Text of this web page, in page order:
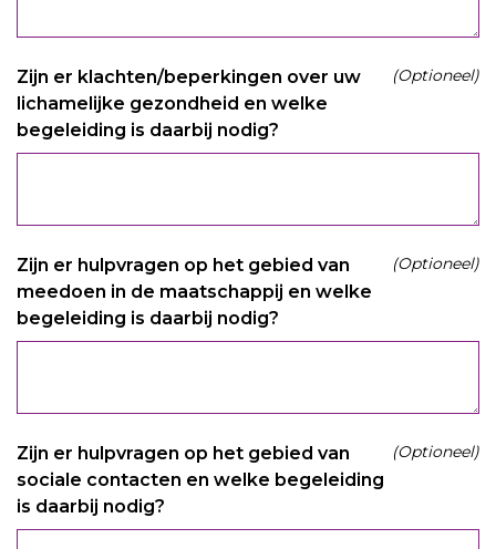
Zijn er klachten/beperkingen over uw
lichamelijke gezondheid en welke
begeleiding is daarbij nodig?
(Optioneel)
Zijn er hulpvragen op het gebied van
meedoen in de maatschappij en welke
begeleiding is daarbij nodig?
(Optioneel)
Zijn er hulpvragen op het gebied van
sociale contacten en welke begeleiding
is daarbij nodig?
(Optioneel)